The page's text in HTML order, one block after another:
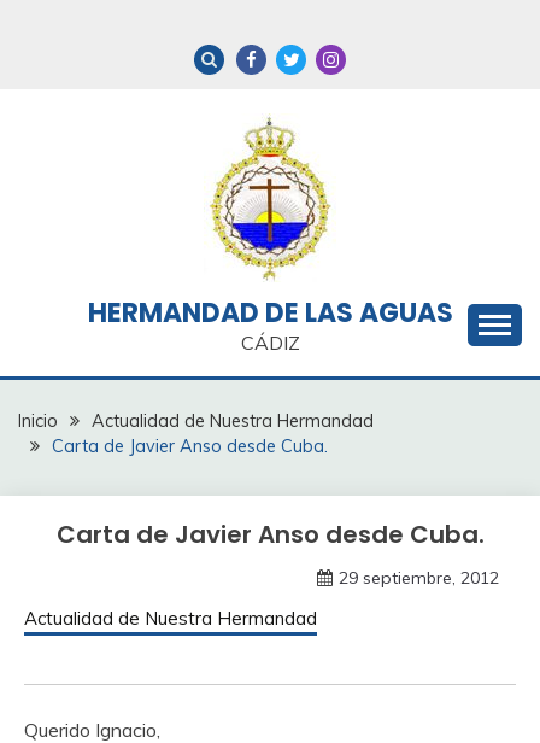
HERMANDAD DE LAS AGUAS
CÁDIZ
Inicio
Actualidad de Nuestra Hermandad
Carta de Javier Anso desde Cuba.
Carta de Javier Anso desde Cuba.
29 septiembre, 2012
Actualidad de Nuestra Hermandad
Querido Ignacio,